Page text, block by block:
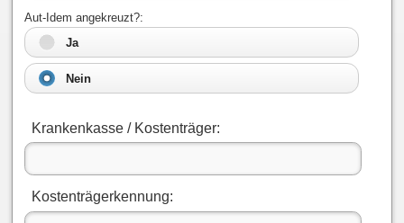
Aut-Idem angekreuzt?:
Ja
Nein
Krankenkasse / Kostenträger:
Kostenträgerkennung: